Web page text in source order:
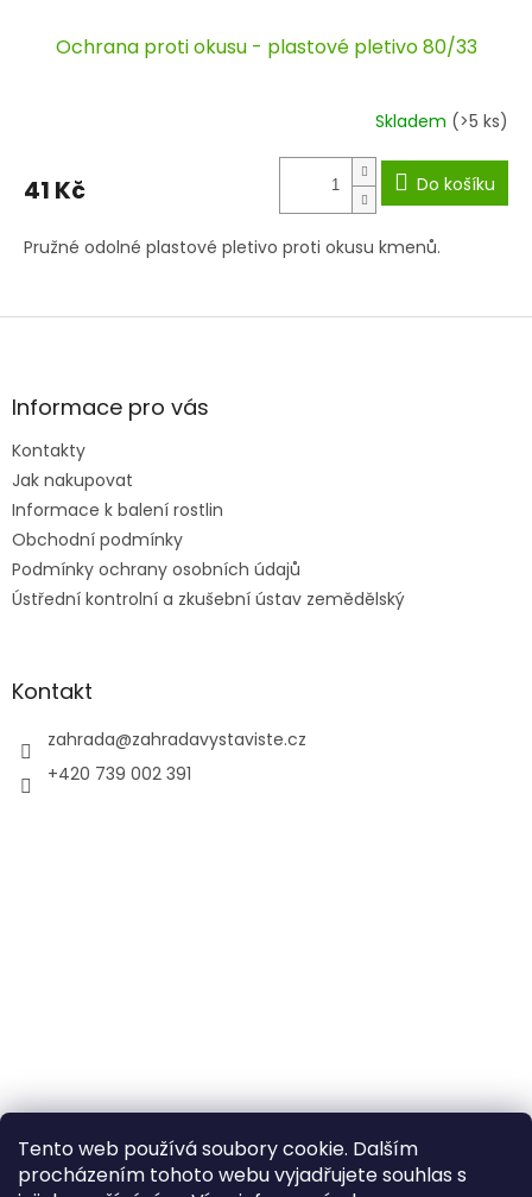
Tento web používá soubory cookie. Dalším
procházením tohoto webu vyjadřujete souhlas s
Ochrana proti okusu - plastové pletivo 80/33
Skladem (>5 ks)
41 Kč Do košíku
Pružné odolné plastové pletivo proti okusu kmenů.
Z
aInformace pro vás
Kontakty
Jak nakupovat
Informace k balení rostlin
Obchodní podmínky
Podmínky ochrany osobních údajů
Ústřední kontrolní a zkušební ústav zemědělský
Kontakt
zahrada@zahradavystaviste.cz
+420 739 002 391